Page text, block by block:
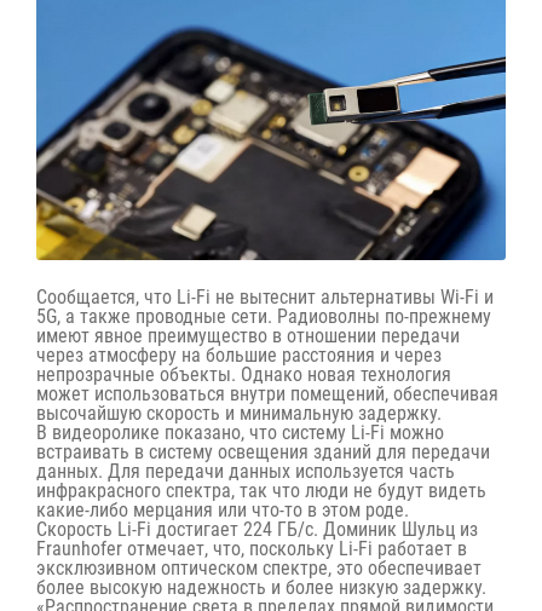
Сообщается, что Li-Fi не вытеснит альтернативы Wi-Fi и
5G, а также проводные сети. Радиоволны по-прежнему
имеют явное преимущество в отношении передачи
через атмосферу на большие расстояния и через
непрозрачные объекты. Однако новая технология
может использоваться внутри помещений, обеспечивая
высочайшую скорость и минимальную задержку.
В видеоролике показано, что систему Li-Fi можно
встраивать в систему освещения зданий для передачи
данных. Для передачи данных используется часть
инфракрасного спектра, так что люди не будут видеть
какие-либо мерцания или что-то в этом роде.
Скорость Li-Fi достигает 224 ГБ/с. Доминик Шульц из
Fraunhofer отмечает, что, поскольку Li-Fi работает в
эксклюзивном оптическом спектре, это обеспечивает
более высокую надежность и более низкую задержку.